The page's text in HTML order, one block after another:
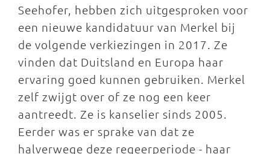
Seehofer, hebben zich uitgesproken voor
een nieuwe kandidatuur van Merkel bij
de volgende verkiezingen in 2017. Ze
vinden dat Duitsland en Europa haar
ervaring goed kunnen gebruiken. Merkel
zelf zwijgt over of ze nog een keer
aantreedt. Ze is kanselier sinds 2005.
Eerder was er sprake van dat ze
halverwege deze regeerperiode - haar